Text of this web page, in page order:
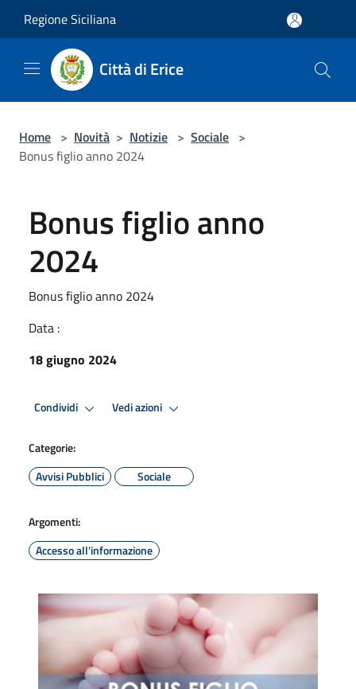
Regione Siciliana
Città di Erice
Home > Novità > Notizie > Sociale >
Bonus figlio anno 2024
Bonus figlio anno
2024
Bonus figlio anno 2024
Data :
18 giugno 2024
Condividi Vedi azioni
Categorie:
Avvisi Pubblici
Sociale
Argomenti:
Accesso all'informazione